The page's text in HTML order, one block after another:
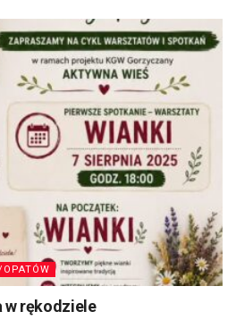
w rękodziele